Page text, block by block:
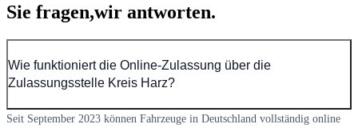
Sie fragen,wir antworten.
Wie funktioniert die Online-Zulassung über die
Zulassungsstelle Kreis Harz?
Seit September 2023 können Fahrzeuge in Deutschland vollständig online